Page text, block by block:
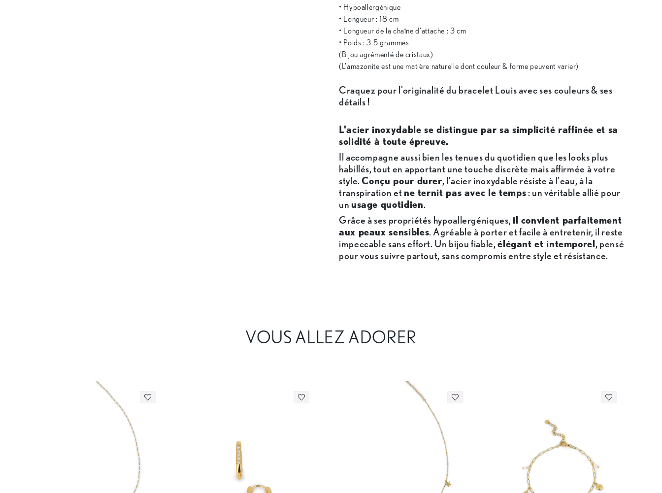
• Hypoallergénique
• Longueur : 18 cm
• Longueur de la chaîne d'attache : 3 cm
• Poids : 3.5 grammes
(Bijou agrémenté de cristaux)
(L'amazonite est une matière naturelle dont couleur & forme peuvent varier)
Craquez pour l'originalité du bracelet Louis avec ses couleurs & ses
détails !
L'acier inoxydable se distingue par sa simplicité raffinée et sa
solidité à toute épreuve.
Il accompagne aussi bien les tenues du quotidien que les looks plus
habillés, tout en apportant une touche discrète mais affirmée à votre
style.Conçu pour durer, l’acier inoxydable résiste à l’eau, à la
transpiration et ne ternit pas avec le temps : un véritable allié pour
un usage quotidien.
Grâce à ses propriétés hypoallergéniques, il convient parfaitement
aux peaux sensibles. Agréable à porter et facile à entretenir, il reste
impeccable sans effort. Un bijou fiable,élégant et intemporel, pensé
pour vous suivre partout, sans compromis entre style et résistance.
VOUS ALLEZ ADORER